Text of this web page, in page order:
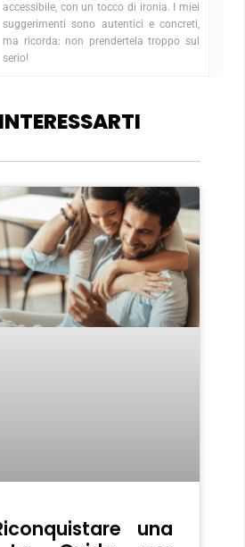
accessibile, con un tocco di ironia. I miei
suggerimenti sono autentici e concreti,
ma ricorda: non prendertela troppo sul
serio!
una